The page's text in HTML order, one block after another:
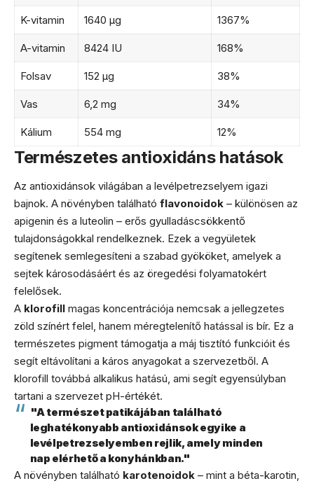
K-vitamin 1640 μg 1367%
A-vitamin 8424 IU 168%
Folsav 152 μg 38%
Vas 6,2 mg 34%
Kálium 554 mg 12%
Természetes antioxidáns hatások
Az antioxidánsok világában a levélpetrezselyem igazi
bajnok. A növényben található flavonoidok – különösen az
apigenin és a luteolin – erős gyulladáscsökkentő
tulajdonságokkal rendelkeznek. Ezek a vegyületek
segítenek semlegesíteni a szabad gyököket, amelyek a
sejtek károsodásáért és az öregedési folyamatokért
felelősek.
A klorofill magas koncentrációja nemcsak a jellegzetes
zöld színért felel, hanem méregtelenítő hatással is bír. Ez a
természetes pigment támogatja a máj tisztító funkcióit és
segít eltávolítani a káros anyagokat a szervezetből. A
klorofill továbbá alkalikus hatású, ami segít egyensúlyban
tartani a szervezet pH-értékét.
"A természet patikájában található
leghatékonyabb antioxidánsok egyike a
levélpetrezselyemben rejlik, amely minden
nap elérhető a konyhánkban."
A növényben található karotenoidok – mint a béta-karotin,